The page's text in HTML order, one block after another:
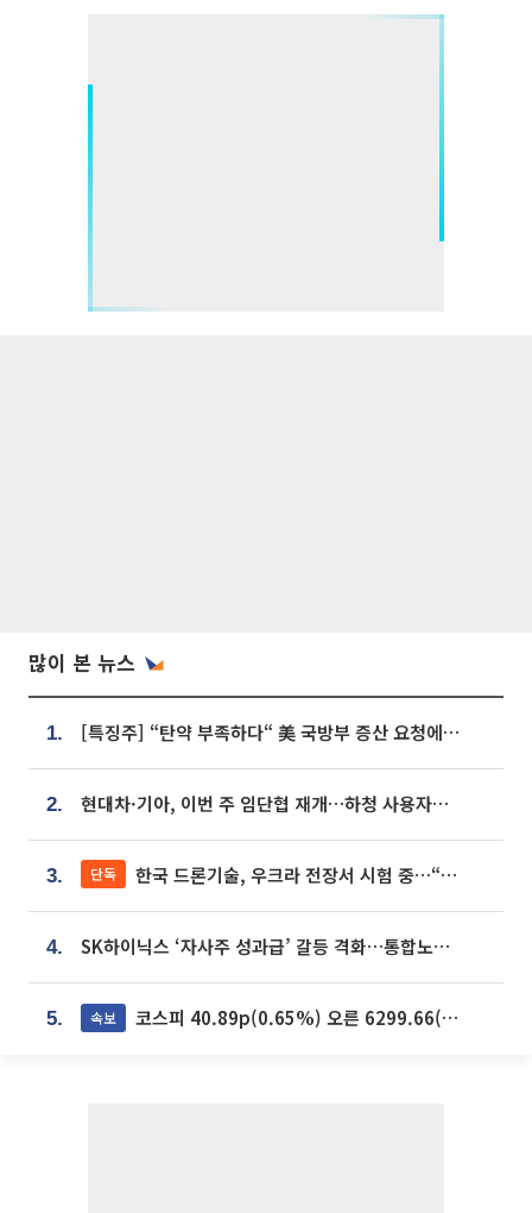
많이 본 뉴스
1. [특징주] “탄약 부족하다“ 美 국방부 증산 요청에⋯국내 방산주 급등세
2. 현대차·기아, 이번 주 임단협 재개…하청 사용자성 재심도 ‘변수’
3. 단독 한국 드론기술, 우크라 전장서 시험 중…“스타트업 여러 곳 참여”
4. SK하이닉스 ‘자사주 성과급’ 갈등 격화…통합노조 출범 움직임
5. 속보 코스피 40.89p(0.65%) 오른 6299.66(마감)